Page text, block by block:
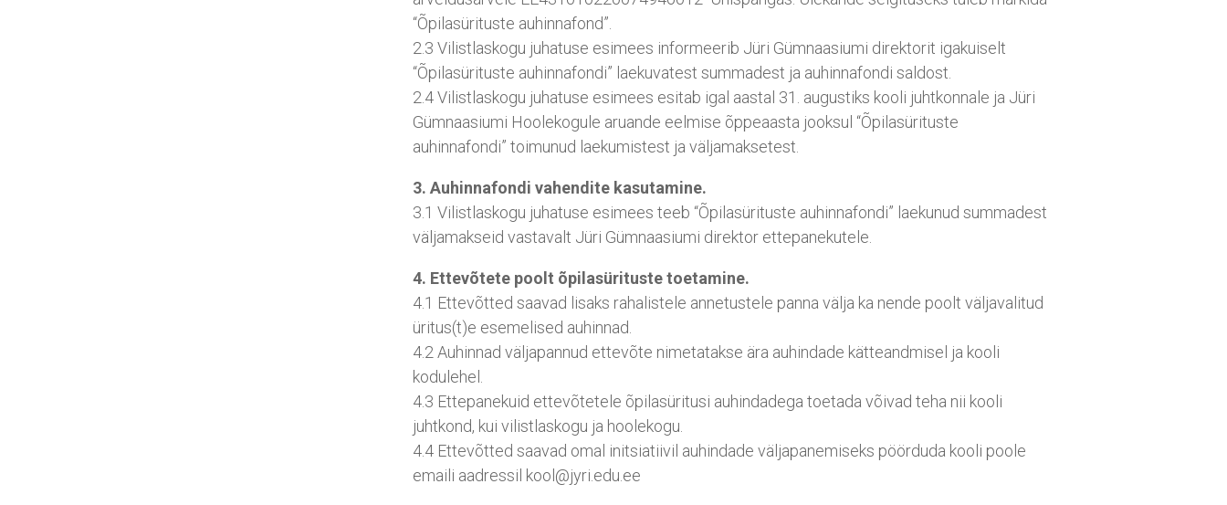
“Õpilasürituste auhinnafond”.
2.3 Vilistlaskogu juhatuse esimees informeerib Jüri Gümnaasiumi direktorit igakuiselt
“Õpilasürituste auhinnafondi” laekuvatest summadest ja auhinnafondi saldost.
2.4 Vilistlaskogu juhatuse esimees esitab igal aastal 31. augustiks kooli juhtkonnale ja Jüri
Gümnaasiumi Hoolekogule aruande eelmise õppeaasta jooksul “Õpilasürituste
auhinnafondi” toimunud laekumistest ja väljamaksetest.
3. Auhinnafondi vahendite kasutamine.
3.1 Vilistlaskogu juhatuse esimees teeb “Õpilasürituste auhinnafondi” laekunud summadest
väljamakseid vastavalt Jüri Gümnaasiumi direktor ettepanekutele.
4. Ettevõtete poolt õpilasürituste toetamine.
4.1 Ettevõtted saavad lisaks rahalistele annetustele panna välja ka nende poolt väljavalitud
üritus(t)e esemelised auhinnad.
4.2 Auhinnad väljapannud ettevõte nimetatakse ära auhindade kätteandmisel ja kooli
kodulehel.
4.3 Ettepanekuid ettevõtetele õpilasüritusi auhindadega toetada võivad teha nii kooli
juhtkond, kui vilistlaskogu ja hoolekogu.
4.4 Ettevõtted saavad omal initsiatiivil auhindade väljapanemiseks pöörduda kooli poole
emaili aadressil kool@jyri.edu.ee